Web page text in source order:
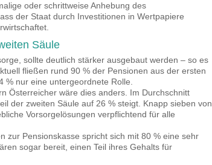
oder schrittweise Anhebung des
der Staat durch Investitionen in Wertpapiere
Säule
sollte deutlich stärker ausgebaut werden – so es
fließen rund 90 % der Pensionen aus der ersten
% nur eine untergeordnete Rolle.
Österreicher wäre dies anders. Im Durchschnitt
der zweiten Säule auf 26 % steigt. Knapp sieben von
Vorsorgelösungen verpflichtend für alle
zur Pensionskasse spricht sich mit 80 % eine sehr
sogar bereit, einen Teil ihres Gehalts für